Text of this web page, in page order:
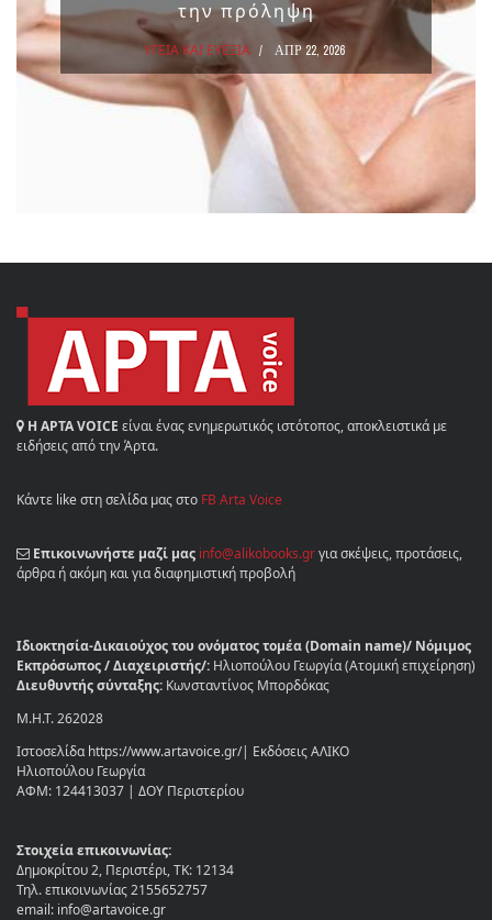
την πρόληψη
ΥΓΕΙΑ ΚΑΙ ΕΥΕΞΙΑ ΑΠΡ 22, 2026
Η ΑΡΤΑ VOICE είναι ένας ενημερωτικός ιστότοπος, αποκλειστικά με
ειδήσεις από την Άρτα.
Κάντε like στη σελίδα μας στο FB Arta Voice
Επικοινωνήστε μαζί μας info@alikobooks.grγια σκέψεις, προτάσεις,
άρθρα ή ακόμη και για διαφημιστική προβολή
Ιδιοκτησία-Δικαιούχος του ονόματος τομέα (Domain name)/ Νόμιμος
Εκπρόσωπος / Διαχειριστής/: Ηλιοπούλου Γεωργία (Ατομική επιχείρηση)
Διευθυντής σύνταξης: Κωνσταντίνος Μπορδόκας
Μ.Η.Τ. 262028
Ιστοσελίδα https://www.artavoice.gr/| Εκδόσεις ΑΛΙΚΟ
Ηλιοπούλου Γεωργία
ΑΦΜ: 124413037 | ΔΟΥ Περιστερίου
Στοιχεία επικοινωνίας:
Δημοκρίτου 2, Περιστέρι, ΤΚ: 12134
Τηλ. επικοινωνίας 2155652757
email: info@artavoice.gr